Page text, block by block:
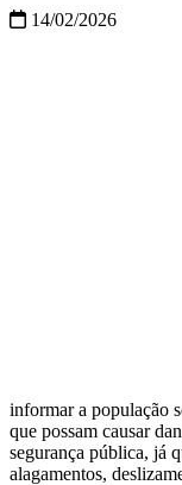
14/02/2026
informar a população
que possam causar
segurança pública, já
alagamentos,